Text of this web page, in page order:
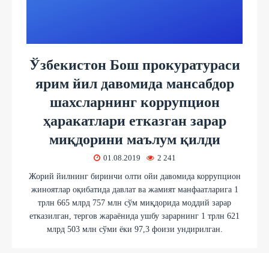
Ўзбекистон Бош прокуратураси
ярим йил давомида мансабдор
шахсларнинг коррупцион
ҳаракатлари етказган зарар
миқдорини маълум қилди
01.08.2019 2 241
Жорий йилнинг биринчи олти ойи давомида коррупцион
жиноятлар оқибатида давлат ва жамият манфаатларига 1
трлн 665 млрд 757 млн сўм миқдорида моддий зарар
етказилган, тергов жараёнида ушбу зарарнинг 1 трлн 621
млрд 503 млн сўми ёки 97,3 фоизи ундирилган.